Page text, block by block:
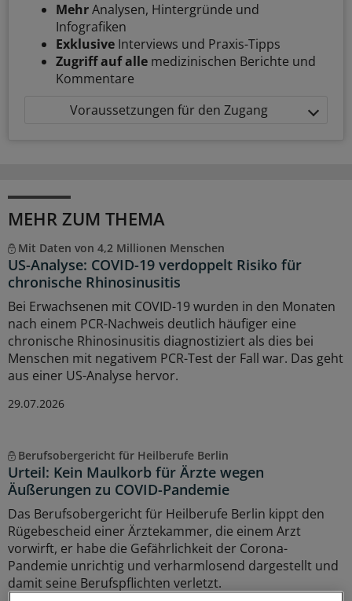
MehrAnalysen, Hintergründe und
Infografiken
Exklusive Interviews und Praxis-Tipps
Zugriff auf alle medizinischen Berichte und
Kommentare
Voraussetzungen für den Zugang
MEHR ZUM THEMA
Mit Daten von 4,2 Millionen Menschen
US-Analyse: COVID-19 verdoppelt Risiko für
chronische Rhinosinusitis
Bei Erwachsenen mit COVID-19 wurden in den Monaten
nach einem PCR-Nachweis deutlich häufiger eine
chronische Rhinosinusitis diagnostiziert als dies bei
Menschen mit negativem PCR-Test der Fall war. Das geht
aus einer US-Analyse hervor.
29.07.2026
Berufsobergericht für Heilberufe Berlin
Urteil: Kein Maulkorb für Ärzte wegen
Äußerungen zu COVID-Pandemie
Das Berufsobergericht für Heilberufe Berlin kippt den
Rügebescheid einer Ärztekammer, die einem Arzt
vorwirft, er habe die Gefährlichkeit der Corona-
Pandemie unrichtig und verharmlosend dargestellt und
damit seine Berufspflichten verletzt.